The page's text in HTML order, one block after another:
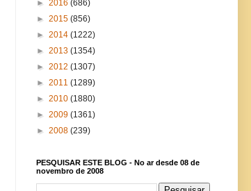
► 2016 (686)
► 2015 (856)
► 2014 (1222)
► 2013 (1354)
► 2012 (1307)
► 2011 (1289)
► 2010 (1880)
► 2009 (1361)
► 2008 (239)
PESQUISAR ESTE BLOG - No ar desde 08 de
novembro de 2008